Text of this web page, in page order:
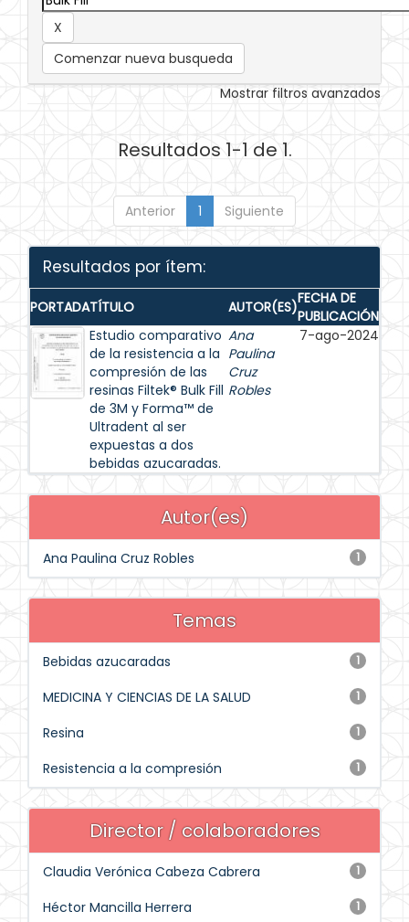
Comenzar nueva busqueda
Mostrar filtros avanzados
Resultados 1-1 de 1.
Anterior 1 Siguiente
Resultados por ítem:
PORTADATÍTULO AUTOR(ES)FECHA DE
PUBLICACIÓN
Estudio comparativo
de la resistencia a la
compresión de las
resinas Filtek® Bulk Fill
de 3M y Forma™ de
Ultradent al ser
expuestas a dos
bebidas azucaradas.
Ana
Paulina
Cruz
Robles
7-ago-2024
Autor(es)
1
Ana Paulina Cruz Robles
Temas
1
Bebidas azucaradas
1
MEDICINA Y CIENCIAS DE LA SALUD
1
Resina
1
Resistencia a la compresión
Director / colaboradores
1
Claudia Verónica Cabeza Cabrera
1
Héctor Mancilla Herrera